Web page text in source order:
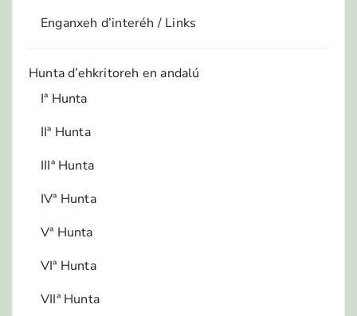
Enganxeh d’interéh / Links
Hunta d’ehkritoreh en andalú
Iª Hunta
IIª Hunta
IIIª Hunta
IVª Hunta
Vª Hunta
VIª Hunta
VIIª Hunta